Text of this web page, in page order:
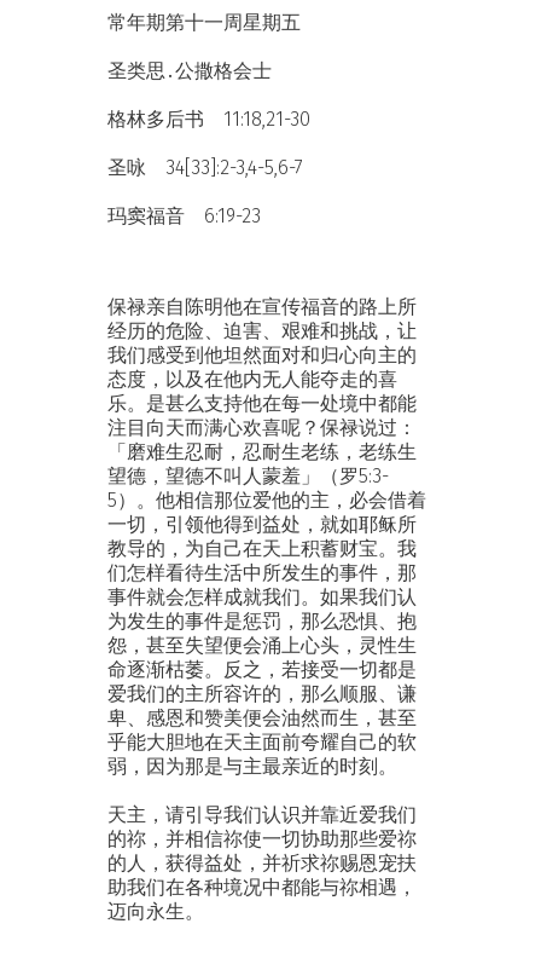
常年期第十一周星期五
圣类思․公撒格会士
格林多后书 11:18,21-30
圣咏 34[33]:2-3,4-5,6-7
玛窦福音 6:19-23
保禄亲自陈明他在宣传福音的路上所
经历的危险、迫害、艰难和挑战，让
我们感受到他坦然面对和归心向主的
态度，以及在他内无人能夺走的喜
乐。是甚么支持他在每一处境中都能
注目向天而满心欢喜呢？保禄说过：
「磨难生忍耐，忍耐生老练，老练生
望德，望德不叫人蒙羞」（罗5:3-
5）。他相信那位爱他的主，必会借着
一切，引领他得到益处，就如耶稣所
教导的，为自己在天上积蓄财宝。我
们怎样看待生活中所发生的事件，那
事件就会怎样成就我们。如果我们认
为发生的事件是惩罚，那么恐惧、抱
怨，甚至失望便会涌上心头，灵性生
命逐渐枯萎。反之，若接受一切都是
爱我们的主所容许的，那么顺服、谦
卑、感恩和赞美便会油然而生，甚至
乎能大胆地在天主面前夸耀自己的软
弱，因为那是与主最亲近的时刻。
天主，请引导我们认识并靠近爱我们
的祢，并相信祢使一切协助那些爱祢
的人，获得益处，并祈求祢赐恩宠扶
助我们在各种境况中都能与祢相遇，
迈向永生。